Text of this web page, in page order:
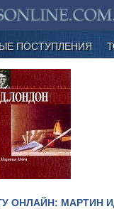
ПОСТУПЛЕНИЯ
ОНЛАЙН: МАРТИН